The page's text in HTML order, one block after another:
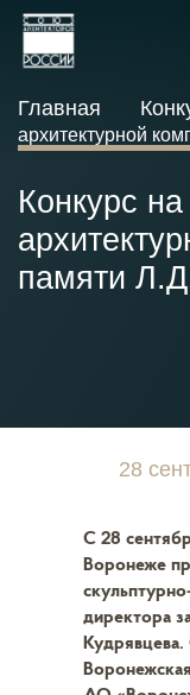
Главная
архитектурной
Конкурс
памяти
28
С 28
Воронеже
директора